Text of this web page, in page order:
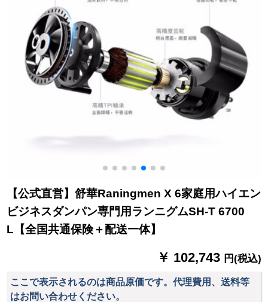
【公式直営】舒華Raningmen X 6家庭用ハイエン
ビジネスダンパン専門用ランニグムSH-T 6700
L【全国共通保険＋配送一体】
￥ 102,743 円(税込)
ここで表示されるのは商品原価です。代理費用、送料等
はお問い合わせください。